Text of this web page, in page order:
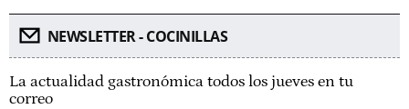
NEWSLETTER - COCINILLAS
La actualidad gastronómica todos los jueves en tu
correo